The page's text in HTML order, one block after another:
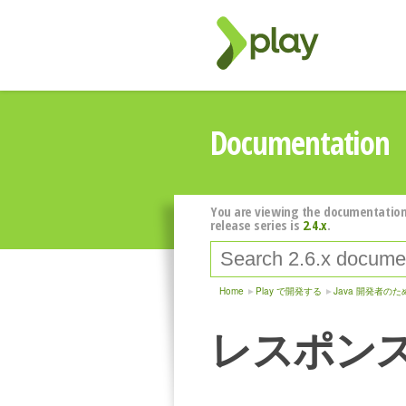
Documentation
You are viewing the
release series is 2.4.x.
Home Play で開発する Java 開発者のた
レスポン